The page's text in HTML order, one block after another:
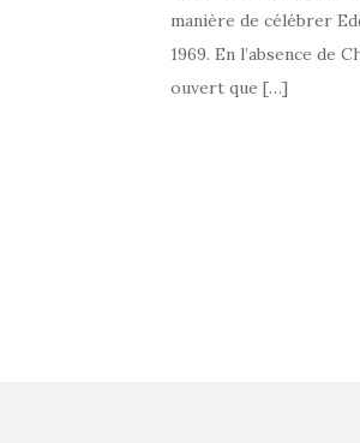
manière de célébrer
1969. En l’absence
ouvert que […]